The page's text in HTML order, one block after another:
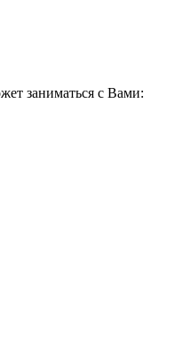
заниматься с Вами: